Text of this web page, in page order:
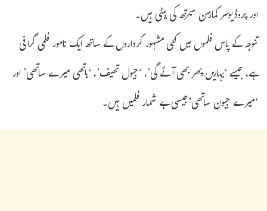
اور پروڈیوسر کمارسن سمرتھ کی بیٹی ہیں۔
تنوجہ کے پاس فلموں میں کئی مشہور کرداروں کے ساتھ ایک نامور فلمی گرافی
ہے، جیسے ‘بہاریں پھر بھی آئے گی’، ‘جیول تھیف’، ‘ہاتھی میرے ساتھی’ اور
‘میرے جیون ساتھی’جیسی بے شمار فلمیں ہیں۔